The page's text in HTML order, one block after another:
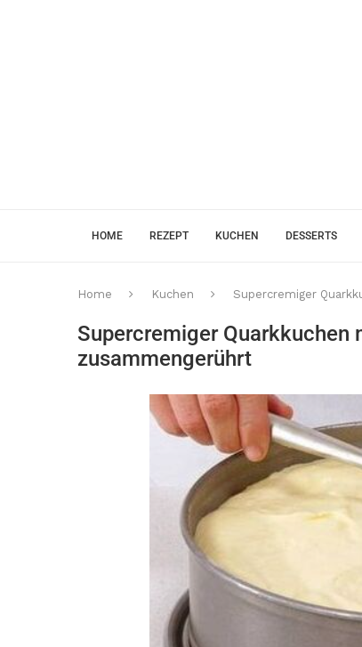
HOME REZEPT KUCHEN DESSERTS
Home Kuchen Supercremiger
Supercremiger Quarkkuchen
zusammengerührt